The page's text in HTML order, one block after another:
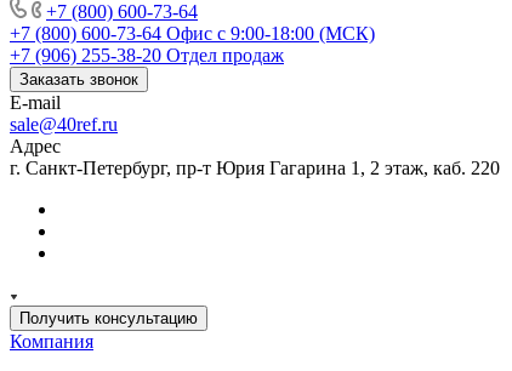
+7 (800) 600-73-64
+7 (800) 600-73-64 Офис с 9:00-18:00 (МСК)
+7 (906) 255-38-20 Отдел продаж
Заказать звонок
E-mail
sale@40ref.ru
Адрес
г. Санкт-Петербург, пр-т Юрия Гагарина 1, 2 этаж, каб. 220
Получить консультацию
Компания